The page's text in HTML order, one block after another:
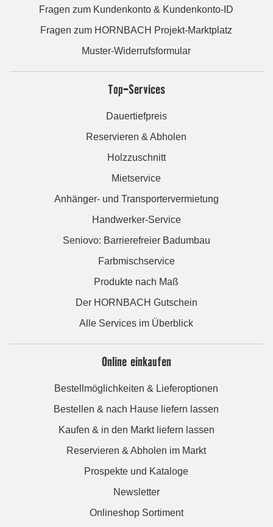
Fragen zum Kundenkonto & Kundenkonto-ID
Fragen zum HORNBACH Projekt-Marktplatz
Muster-Widerrufsformular
Top-Services
Dauertiefpreis
Reservieren & Abholen
Holzzuschnitt
Mietservice
Anhänger- und Transportervermietung
Handwerker-Service
Seniovo: Barrierefreier Badumbau
Farbmischservice
Produkte nach Maß
Der HORNBACH Gutschein
Alle Services im Überblick
Online einkaufen
Bestellmöglichkeiten & Lieferoptionen
Bestellen & nach Hause liefern lassen
Kaufen & in den Markt liefern lassen
Reservieren & Abholen im Markt
Prospekte und Kataloge
Newsletter
Onlineshop Sortiment